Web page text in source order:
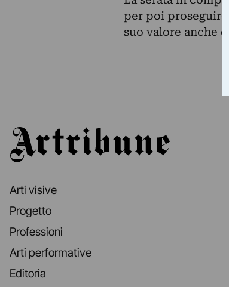
per poi
suo valore anche
Artribune
Arti visive
Progetto
Professioni
Arti performative
Editoria